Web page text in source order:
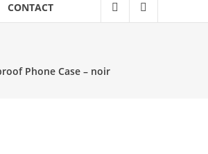
CONTACT
Phone Case – noir